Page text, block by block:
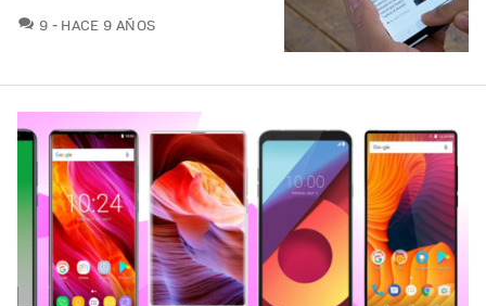
9 COMENTARIOS
HACE 9 AÑOS